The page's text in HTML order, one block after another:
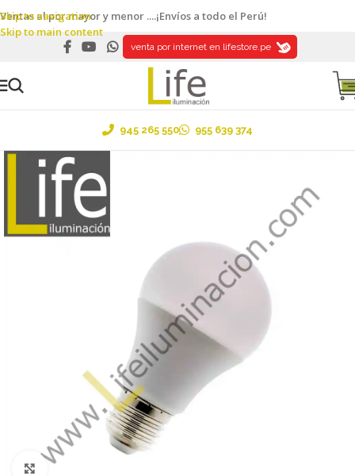
Skip to navigation
Skip to main content
Ventas al por mayor y menor ....¡Envíos a todo el Perú!
venta por internet en lifestore.pe
945 265 550 955 639 374
Clic para ampliar